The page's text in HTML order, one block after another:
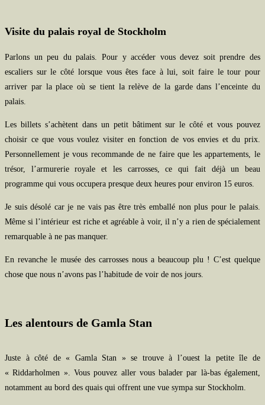
Visite du palais royal de Stockholm
Parlons un peu du palais. Pour y accéder vous devez soit prendre des
escaliers sur le côté lorsque vous êtes face à lui, soit faire le tour pour
arriver par la place où se tient la relève de la garde dans l’enceinte du
palais.
Les billets s’achètent dans un petit bâtiment sur le côté et vous pouvez
choisir ce que vous voulez visiter en fonction de vos envies et du prix.
Personnellement je vous recommande de ne faire que les appartements, le
trésor, l’armurerie royale et les carrosses, ce qui fait déjà un beau
programme qui vous occupera presque deux heures pour environ 15 euros.
Je suis désolé car je ne vais pas être très emballé non plus pour le palais.
Même si l’intérieur est riche et agréable à voir, il n’y a rien de spécialement
remarquable à ne pas manquer.
En revanche le musée des carrosses nous a beaucoup plu ! C’est quelque
chose que nous n’avons pas l’habitude de voir de nos jours.
Les alentours de Gamla Stan
Juste à côté de « Gamla Stan » se trouve à l’ouest la petite île de
« Riddarholmen ». Vous pouvez aller vous balader par là-bas également,
notamment au bord des quais qui offrent une vue sympa sur Stockholm.